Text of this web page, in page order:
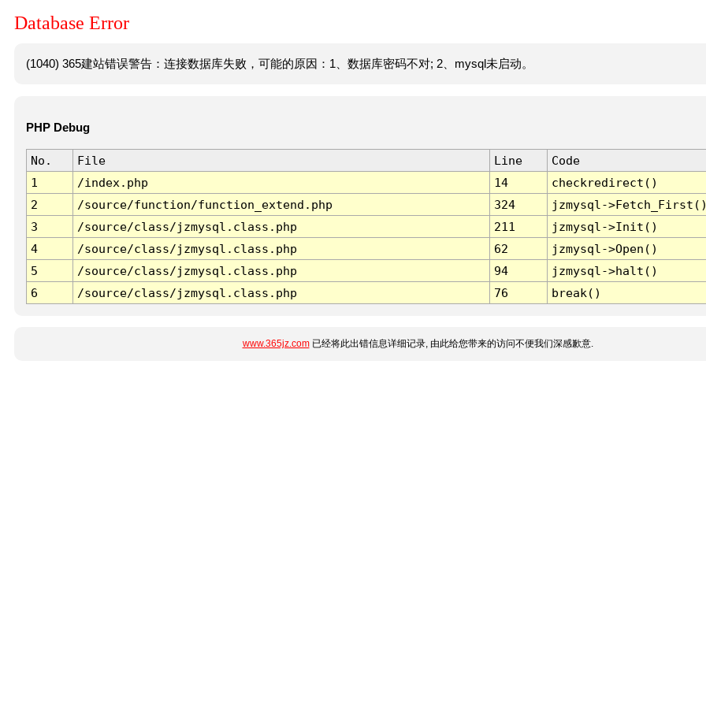
Database Error
(1040) 365建站错误警告：连接数据库失败，可能的原因：1、数据库密码不对; 2、mysql未启动。
PHP Debug
No. File Line
Code
1
/index.php 14
checkredirect()
2
/source/function/function_extend.php 324
jzmysql-
3
/source/class/jzmysql.class.php 211
jzmysql->Init()
4
/source/class/jzmysql.class.php 62
jzmysql->Open()
5
/source/class/jzmysql.class.php 94
jzmysql->halt()
6
/source/class/jzmysql.class.php 76 break()
www.365jz.com已经将此出错信息详细记录, 由此给您带来的访问不便我们深感歉意.